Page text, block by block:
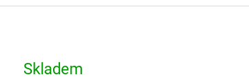
Skladem